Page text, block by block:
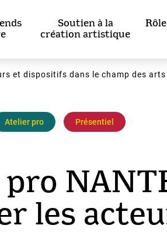
Soutien à la
création artistique
et dispositifs dans le champ des
Atelier pro Présentiel
les